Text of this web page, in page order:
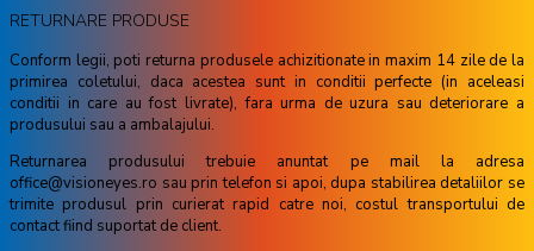
RETURNARE PRODUSE
Conform legii, poti returna produsele achizitionate in maxim 14 zile de la
primirea coletului, daca acestea sunt in conditii perfecte (in aceleasi
conditii in care au fost livrate), fara urma de uzura sau deteriorare a
produsului sau a ambalajului.
Returnarea produsului trebuie anuntat pe mail la adresa
office@visioneyes.ro sau prin telefon si apoi, dupa stabilirea detaliilor se
trimite produsul prin curierat rapid catre noi, costul transportului de
contact fiind suportat de client.